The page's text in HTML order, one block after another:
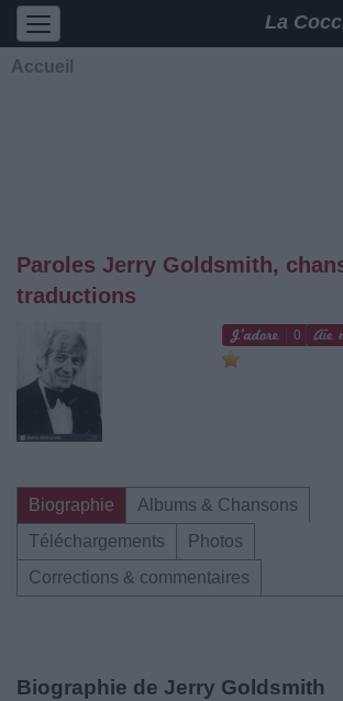
La
Accueil
Paroles Jerry Goldsmith,
traductions
0
Biographie
Albums & Chansons
Téléchargements
Photos
Corrections & commentaires
Biographie de Jerry Goldsmith